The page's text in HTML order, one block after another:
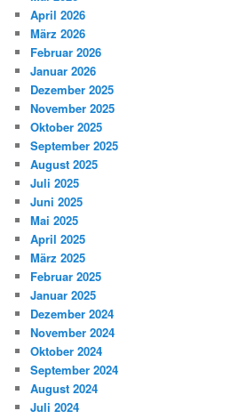
April 2026
März 2026
Februar 2026
Januar 2026
Dezember 2025
November 2025
Oktober 2025
September 2025
August 2025
Juli 2025
Juni 2025
Mai 2025
April 2025
März 2025
Februar 2025
Januar 2025
Dezember 2024
November 2024
Oktober 2024
September 2024
August 2024
Juli 2024